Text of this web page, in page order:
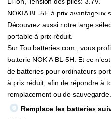
Li-ion, Tension des piles: 3.7V.
NOKIA BL-5H à prix avantageux
Découvrez aussi notre large
portable à prix réduit.
Sur Toutbatteries.com , vous
batterie NOKIA BL-5H. Et ce
de batteries pour ordinateurs
à prix réduit, afin de répondre à
remplacement ou de sauvegarde.
Remplace les batteries